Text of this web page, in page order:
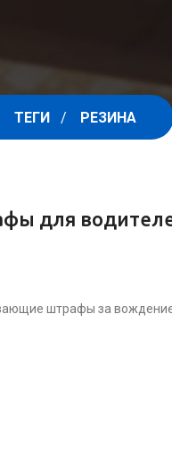
ТЕГИ РЕЗИНА
для
штрафы за